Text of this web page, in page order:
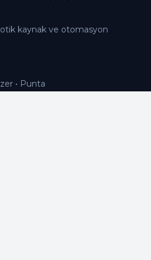
kaynak ve otomasyon
• Punta